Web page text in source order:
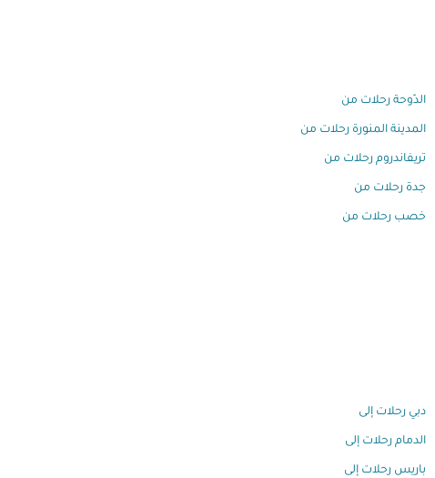
الدّوحة رحلات من
المدينة المنورة رحلات من
تريفاندروم رحلات من
جدة رحلات من
خصب رحلات من
دبي رحلات إلى
الدمام رحلات إلى
باريس رحلات إلى